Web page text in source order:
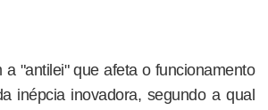
a "antilei" que afeta o funcionamento
inépcia inovadora, segundo a qual